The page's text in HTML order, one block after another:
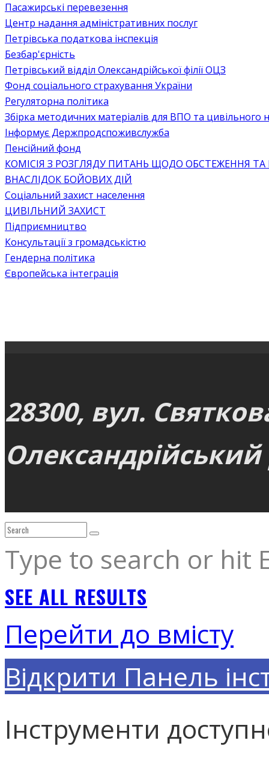
Пасажирські перевезення
Центр надання адміністративних послуг
Петрівська податкова інспекція
Безбар'єрність
Петрівський відділ Олександрійської філії ОЦЗ
Фонд соціального страхування України
Регуляторна політика
Збірка методичних матеріалів для ВПО та цивільного
Інформує Держпродспоживслужба
Пенсійний фонд
КОМІСІЯ З РОЗГЛЯДУ ПИТАНЬ ЩОДО ОБСТЕЖЕННЯ
ВНАСЛІДОК БОЙОВИХ ДІЙ
Соціальний захист населення
ЦИВІЛЬНИЙ ЗАХИСТ
Підприємництво
Консультації з громадськістю
Гендерна політика
Європейська інтеграція
28300, вул.
Олександрійський
Type to search or hit
SEE ALL RESULTS
Перейти до вмісту
Відкрити Панель
Інструменти